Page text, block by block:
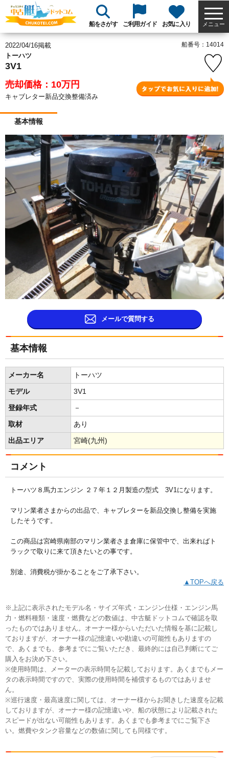
船をさがす ご利用ガイド お気に入り メニュー
2022/04/16掲載
トーハツ
3V1
売却価格：10万円
キャブレター新品交換整備済み
船番号：14014
基本情報
メールで質問する
基本情報
メーカー名 トーハツ
モデル 3V1
登録年式 －
取材 あり
出品エリア 宮崎(九州)
コメント
トーハツ８馬力エンジン ２７年１２月製造の型式 3V1になります。
マリン業者さまからの出品で、キャブレターを新品交換し整備を実施
したそうです。
この商品は宮崎県南部のマリン業者さま倉庫に保管中で、出来ればト
ラックで取りに来て頂きたいとの事です。
別途、消費税が掛かることをご了承下さい。
▲TOPへ戻る
※上記に表示されたモデル名・サイズ年式・エンジン仕様・エンジン馬
力・燃料種類・速度・燃費などの数値は、中古艇ドットコムで確認を取
ったものではありません。オーナー様からいただいた情報を基に記載し
ておりますが、オーナー様の記憶違いや勘違いの可能性もありますの
で、あくまでも、参考までにご覧いただき、最終的には自己判断にてご
購入をお決め下さい。
※使用時間は、メーターの表示時間を記載しております。あくまでもメー
タの表示時間ですので、実際の使用時間を補償するものではありませ
ん。
※巡行速度・最高速度に関しては、オーナー様からお聞きした速度を記載
しておりますが、オーナー様の記憶違いや、船の状態により記載された
スピードが出ない可能性もあります。あくまでも参考までにご覧下さ
い。燃費やタンク容量などの数値に関しても同様です。